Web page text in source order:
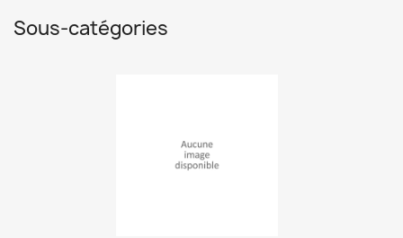
Sous-catégories